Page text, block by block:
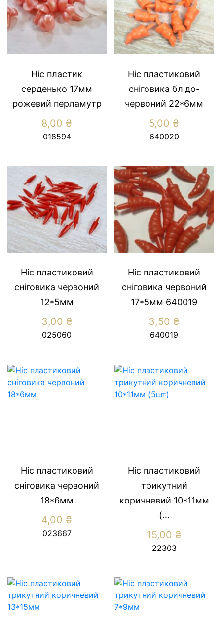
Ніс пластик
серденько 17мм
рожевий перламутр
8,00 ₴
018594
Ніс пластиковий
сніговика блідо-
червоний 22*6мм
5,00 ₴
640020
Ніс пластиковий
сніговика червоний
12*5мм
3,00 ₴
025060
Ніс пластиковий
сніговика червоний
17*5мм 640019
3,50 ₴
640019
Ніс пластиковий
сніговика червоний
18*6мм
4,00 ₴
023667
Ніс пластиковий
трикутний
коричневий 10*11мм
(...
15,00 ₴
22303